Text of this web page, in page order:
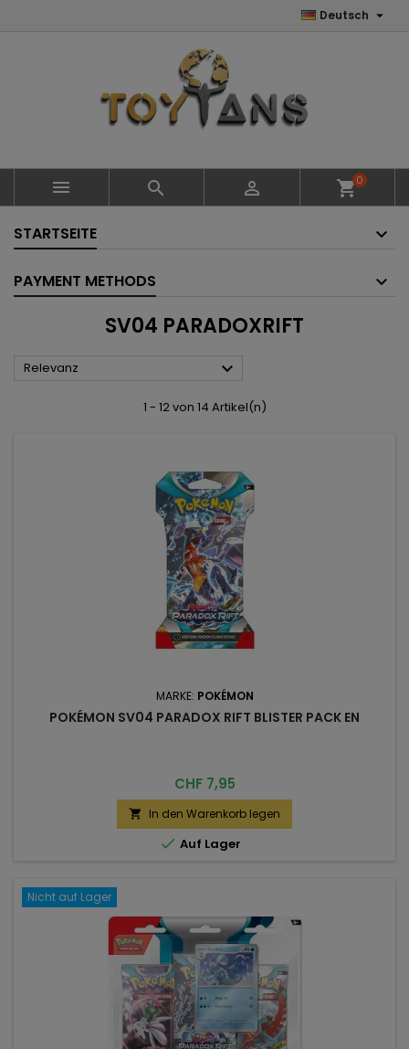
Deutsch 
   shopping_cart0
STARTSEITE
PAYMENT METHODS
SV04 PARADOXRIFT
Relevanz 
1 - 12 von 14 Artikel(n)
MARKE: POKÉMON
POKÉMON SV04 PARADOX RIFT BLISTER PACK EN
Preis
CHF 7,95
 In den Warenkorb legen
 Auf Lager
Nicht auf Lager